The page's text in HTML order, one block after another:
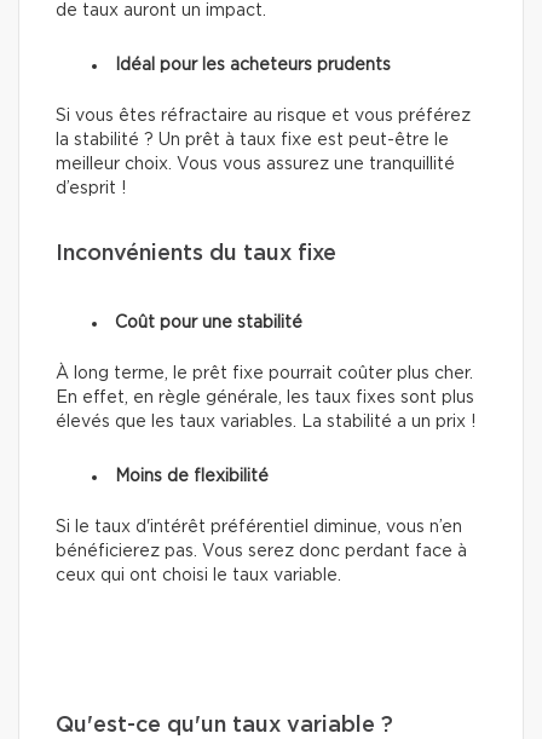
de taux auront un impact.
Idéal pour les acheteurs prudents
Si vous êtes réfractaire au risque et vous préférez
la stabilité ? Un prêt à taux fixe est peut-être le
meilleur choix. Vous vous assurez une tranquillité
d’esprit !
Inconvénients du taux fixe
Coût pour une stabilité
À long terme, le prêt fixe pourrait coûter plus cher.
En effet, en règle générale, les taux fixes sont plus
élevés que les taux variables. La stabilité a un prix !
Moins de flexibilité
Si le taux d'intérêt préférentiel diminue, vous n’en
bénéficierez pas. Vous serez donc perdant face à
ceux qui ont choisi le taux variable.
Qu'est-ce qu'un taux variable ?